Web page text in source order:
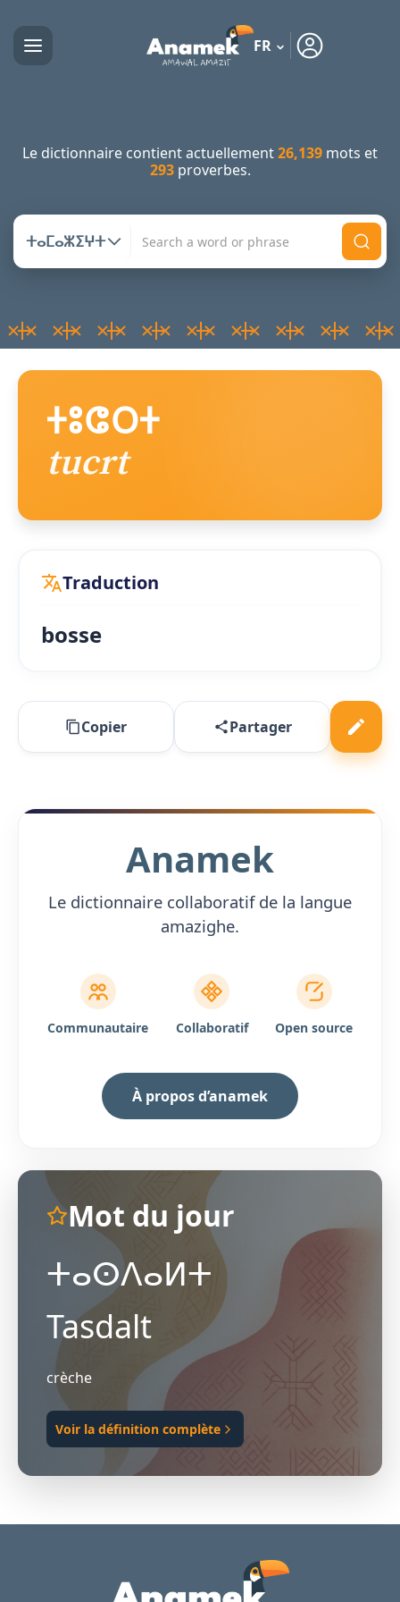
FR
Le dictionnaire contient actuellement26,139 mots et
293proverbes.
ⵜⴰⵎⴰⵣⵉⵖⵜ
ⵜⵓⵛⵔⵜ
tucrt
Traduction
bosse
Copier Partager
Anamek
Le dictionnaire collaboratif de la langue
amazighe.
Communautaire Collaboratif Open source
À propos d’anamek
Mot du jour
ⵜⴰⵙⴷⴰⵍⵜ
Tasdalt
crèche
Voir la définition complète